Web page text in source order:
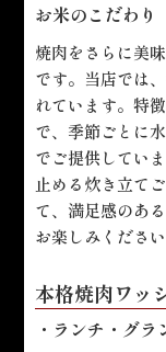
お米のこだわり
焼肉をさらに美
です。当店では
れています。特
で、季節ごとに
でご提供してい
止める炊き立て
て、満足感のあ
お楽しみください
本格焼肉ワ
・ランチ・グ